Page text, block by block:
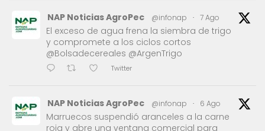
NAP Noticias AgroPec @infonap · 7 Ago
El exceso de agua frena la siembra de trigo
y compromete a los ciclos cortos
@Bolsadecereales @ArgenTrigo
Twitter
NAP Noticias AgroPec @infonap · 6 Ago
Marruecos suspendió aranceles a la carne
roja y abre una ventana comercial para